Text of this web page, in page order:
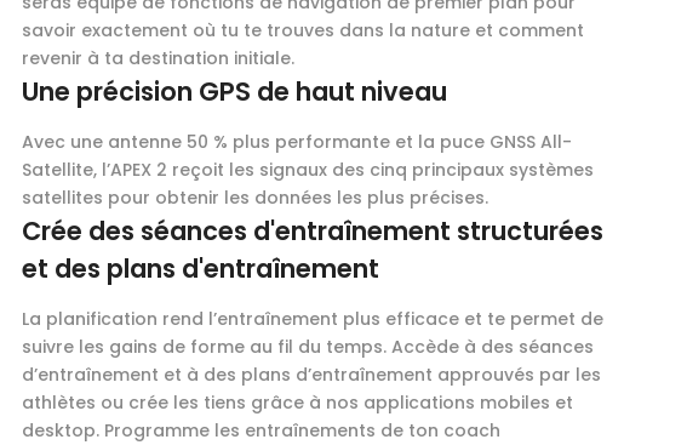
savoir exactement où tu te trouves dans la nature et comment
revenir à ta destination initiale.
Une précision GPS de haut niveau
Avec une antenne 50 % plus performante et la puce GNSS All-
Satellite, l’APEX 2 reçoit les signaux des cinq principaux systèmes
satellites pour obtenir les données les plus précises.
Crée des séances d'entraînement structurées
et des plans d'entraînement
La planification rend l’entraînement plus efficace et te permet de
suivre les gains de forme au fil du temps. Accède à des séances
d’entraînement et à des plans d’entraînement approuvés par les
athlètes ou crée les tiens grâce à nos applications mobiles et
desktop. Programme les entraînements de ton coach